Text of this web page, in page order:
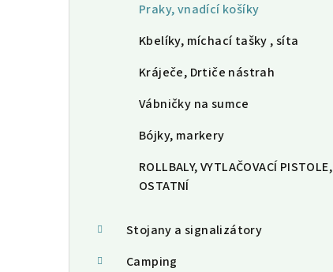
Praky, vnadící košíky
Kbelíky, míchací tašky , síta
Kráječe, Drtiče nástrah
Vábničky na sumce
Bójky, markery
ROLLBALY, VYTLAČOVACÍ PISTOLE,
OSTATNÍ
Stojany a signalizátory
Camping